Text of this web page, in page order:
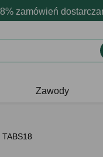
dostarczamy
darmowa
Prezentujemy
Zawody
TABS18